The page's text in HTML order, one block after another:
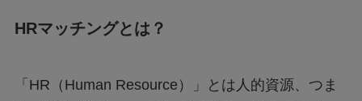
HRマッチングとは？
「HR（Human Resource）」とは人的資源、つま